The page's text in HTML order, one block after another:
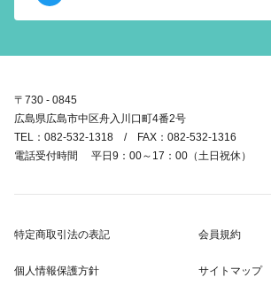
〒730 - 0845
広島県広島市中区舟入川口町4番2号
TEL：082-532-1318 / FAX：082-532-1316
電話受付時間 平日9：00～17：00（土日祝休）
特定商取引法の表記 会員規約
個人情報保護方針 サイトマップ